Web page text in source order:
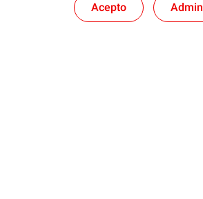
Acepto